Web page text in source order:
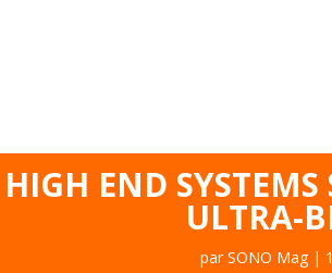
HIGH END
ULTRA-
parSONO Mag|